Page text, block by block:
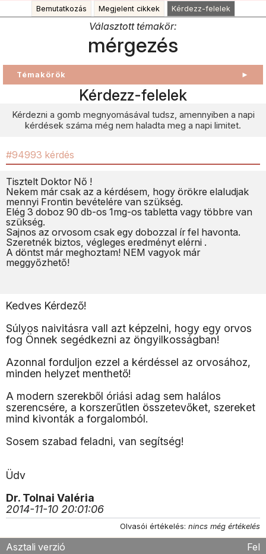
Bemutatkozás Megjelent cikkek Kérdezz-felelek
Választott témakör:
mérgezés
Témakörök ►
Kérdezz-felelek
Kérdezni a gomb megnyomásával tudsz, amennyiben a napi
kérdések száma még nem haladta meg a napi limitet.
#94993 kérdés
Tisztelt Doktor Nő !
Nekem már csak az a kérdésem, hogy örökre elaludjak
mennyi Frontin bevételére van szükség.
Elég 3 doboz 90 db-os 1mg-os tabletta vagy többre van
szükség.
Sajnos az orvosom csak egy dobozzal ír fel havonta.
Szeretnék biztos, végleges eredményt elérni .
A döntst már meghoztam! NEM vagyok már
meggyőzhető!
Kedves Kérdező!
Súlyos naivitásra vall azt képzelni, hogy egy orvos
fog Önnek segédkezni az öngyilkosságban!
Azonnal forduljon ezzel a kérdéssel az orvosához,
minden helyzet menthető!
A modern szerekből óriási adag sem halálos
szerencsére, a korszerűtlen összetevőket, szereket
mind kivonták a forgalomból.
Sosem szabad feladni, van segítség!
Üdv
Dr. Tolnai Valéria
2014-11-10 20:01:06
Olvasói értékelés: nincs még értékelés
Asztali verzió Fel